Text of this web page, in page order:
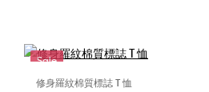
Sale
選擇您的尺碼
修身羅紋棉質標誌 T 恤